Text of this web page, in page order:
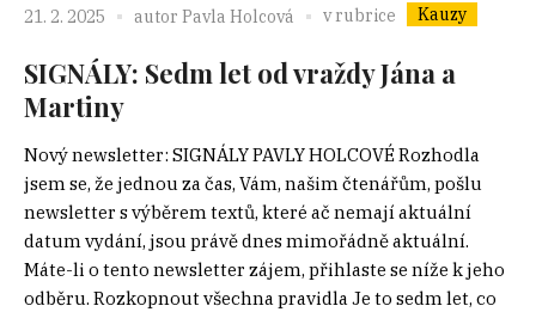
21. 2. 2025 autor Pavla Holcová v rubrice Kauzy
SIGNÁLY: Sedm let od vraždy Jána a
Martiny
Nový newsletter: SIGNÁLY PAVLY HOLCOVÉ Rozhodla
jsem se, že jednou za čas, Vám, našim čtenářům, pošlu
newsletter s výběrem textů, které ač nemají aktuální
datum vydání, jsou právě dnes mimořádně aktuální.
Máte-li o tento newsletter zájem, přihlaste se níže k jeho
odběru. Rozkopnout všechna pravidla Je to sedm let, co